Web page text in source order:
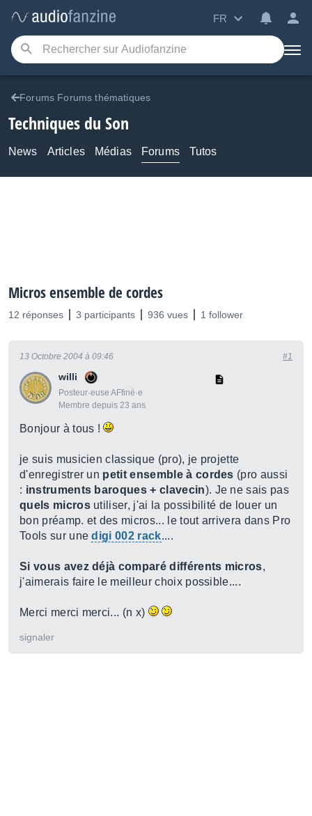
FR
Forums Forums thématiques
Techniques du Son
News Articles Médias Forums Tutos
Micros ensemble de cordes
12 réponses 3 participants 936 vues 1 follower
willi
Posteur·euse AFfiné·e
Membre depuis 23 ans
13 Octobre 2004 à 09:46 #1
Bonjour à tous !
je suis musicien classique (pro), je projette
d'enregistrer un petit ensemble à cordes (pro aussi
: instruments baroques + clavecin). Je ne sais pas
quels micros utiliser, j'ai la possibilité de louer un
bon préamp. et des micros... le tout arrivera dans Pro
Tools sur unedigi 002 rack....
Si vous avez déjà comparé différents micros,
j'aimerais faire le meilleur choix possible....
Merci merci merci... (n x)
signaler